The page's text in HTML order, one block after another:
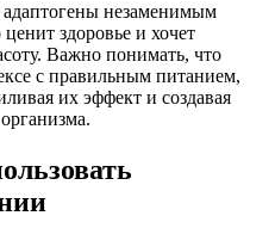
незаменимым
здоровье и хочет
Важно понимать, что
с правильным питанием,
их эффект и создавая